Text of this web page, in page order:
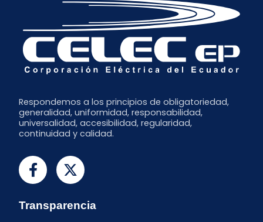
Respondemos a los principios de obligatoriedad,
generalidad, uniformidad, responsabilidad,
universalidad, accesibilidad, regularidad,
continuidad y calidad.
Transparencia